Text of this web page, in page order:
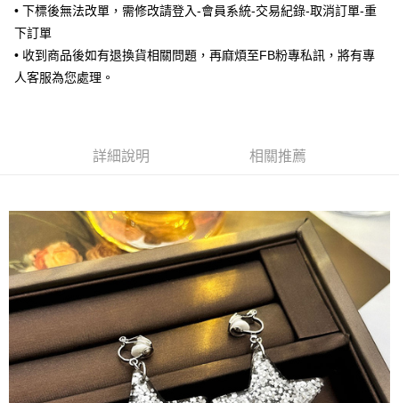
全家取貨付款
每筆NT$65，滿NT$688(含以上)免運費
付款後全家取貨
每筆NT$65，滿NT$688(含以上)免運費
每筆NT$65，滿NT$688(含以上)免運費
宅配
每筆NT$80，滿NT$1,000(含以上)免運費
其他海外郵寄 查看運費
香港澳門地區 查看運費
• 下標後無法改單，需修改請登入-會員系統-交易紀錄-取消訂單-重
下訂單
• 收到商品後如有退換貨相關問題，再麻煩至FB粉專私訊，將有專
人客服為您處理。
詳細說明 相關推薦